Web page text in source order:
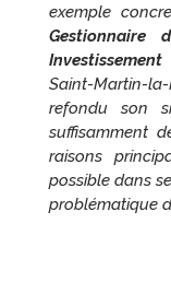
exemple
Gestionnaire
Saint-Martin-
refondu son
suffisamment
raisons
possible dans
problématique